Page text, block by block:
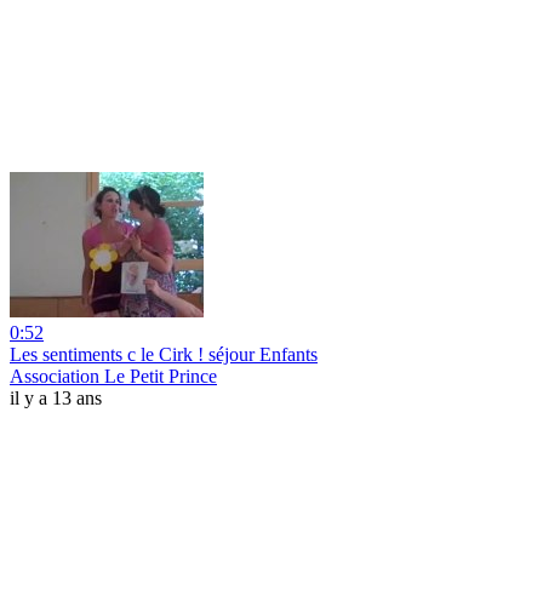
0:52
Les sentiments c le Cirk ! séjour Enfants
Association Le Petit Prince
il y a 13 ans